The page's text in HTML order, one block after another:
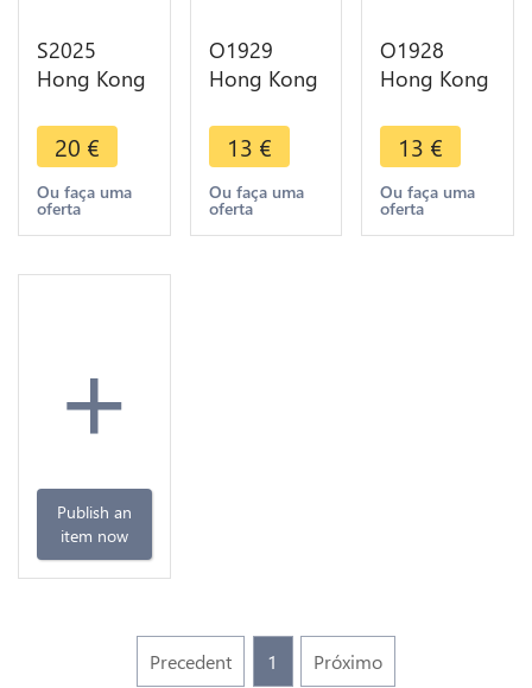
S2025
Hong Kong
Victoria
1900 Silver
- Faire Offre
20 €
Ou faça uma
oferta
O1929
Hong Kong
Victoria
1879 -> M
offer
13 €
Ou faça uma
oferta
O1928
Hong Kong
Victoria
1876 -> M
offer
13 €
Ou faça uma
oferta
+
Publish an
item now
Precedent 1 Próximo